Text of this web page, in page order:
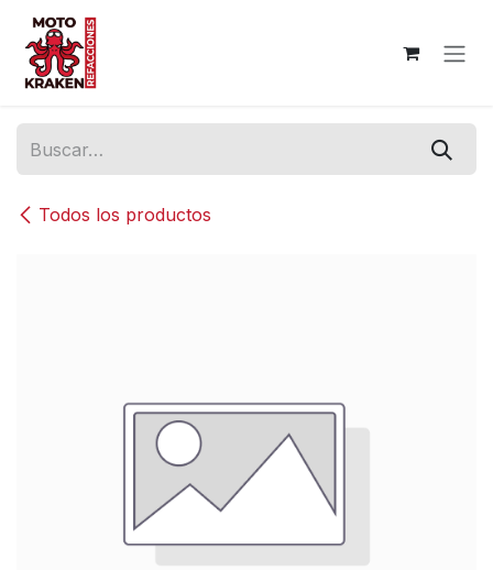
Ir al contenido
Todos los productos